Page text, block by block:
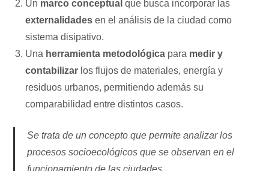
Un marco conceptual que busca incorporar las
externalidades en el análisis de la ciudad como
sistema disipativo.
Una herramienta metodológica para medir y
contabilizar los flujos de materiales, energía y
residuos urbanos, permitiendo además su
comparabilidad entre distintos casos.
Se trata de un concepto que permite analizar los
procesos socioecológicos que se observan en el
funcionamiento de las ciudades